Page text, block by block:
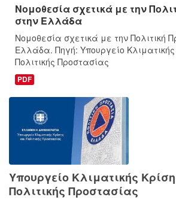
Νομοθεσία σχετικά με την
στην Ελλάδα
Νομοθεσία σχετικά με την Πολιτική
Ελλάδα. Πηγή: Υπουργείο Κλιματικής
Πολιτικής Προστασίας
PDF
Υπουργείο Κλιματικής
Πολιτικής Προστασίας